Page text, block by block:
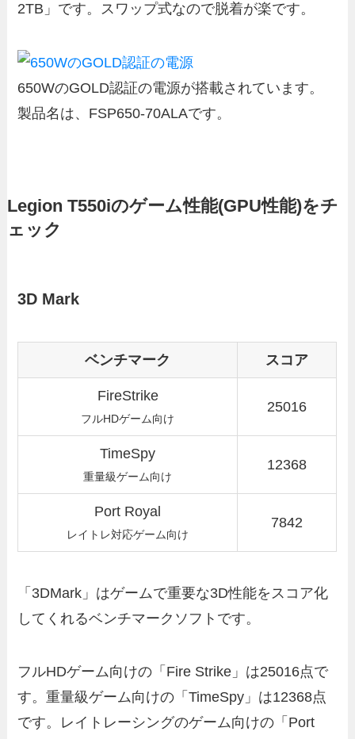
2TB」です。スワップ式なので脱着が楽です。
650WのGOLD認証の電源が搭載されています。
製品名は、FSP650-70ALAです。
Legion T550iのゲーム性能(GPU性能)をチ
ェック
3D Mark
ベンチマーク スコア
FireStrike
フルHDゲーム向け
25016
TimeSpy
重量級ゲーム向け
12368
Port Royal
レイトレ対応ゲーム向け
7842
「3DMark」はゲームで重要な3D性能をスコア化
してくれるベンチマークソフトです。
フルHDゲーム向けの「Fire Strike」は25016点で
す。重量級ゲーム向けの「TimeSpy」は12368点
です。レイトレーシングのゲーム向けの「Port